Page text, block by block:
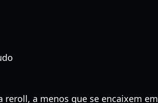
a menos que se encaixem em